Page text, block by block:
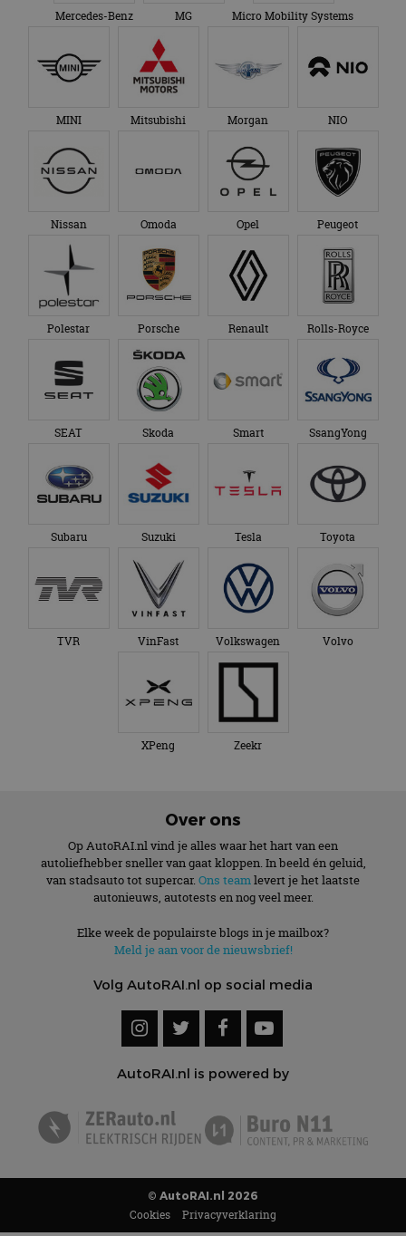
Mercedes-Benz MG Micro Mobility Systems
MINI Mitsubishi Morgan NIO
Nissan Omoda Opel Peugeot
Polestar Porsche Renault Rolls-Royce
SEAT Skoda Smart SsangYong
Subaru Suzuki Tesla Toyota
TVR VinFast Volkswagen Volvo
XPeng Zeekr
Over ons
Op AutoRAI.nl vind je alles waar het hart van een
autoliefhebber sneller van gaat kloppen. In beeld én geluid,
van stadsauto tot supercar. Ons teamlevert je het laatste
autonieuws, autotests en nog veel meer.
Elke week de populairste blogs in je mailbox?
Meld je aan voor de nieuwsbrief!
Volg AutoRAI.nl op social media
AutoRAI.nl is powered by
© AutoRAI.nl 2026
Cookies Privacyverklaring